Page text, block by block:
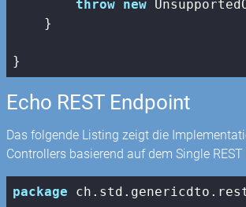
throw new
    }
}
Echo REST Endpoint
Das folgende Listing zeigt die
Controllers basierend auf dem Single
package